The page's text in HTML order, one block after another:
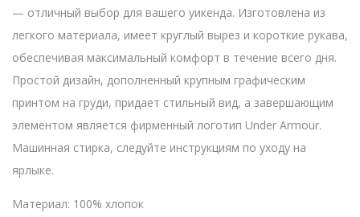
— отличный выбор для вашего уикенда. Изготовлена из
легкого материала, имеет круглый вырез и короткие рукава,
обеспечивая максимальный комфорт в течение всего дня.
Простой дизайн, дополненный крупным графическим
принтом на груди, придает стильный вид, а завершающим
элементом является фирменный логотип Under Armour.
Машинная стирка, следуйте инструкциям по уходу на
ярлыке.
Материал: 100% хлопок